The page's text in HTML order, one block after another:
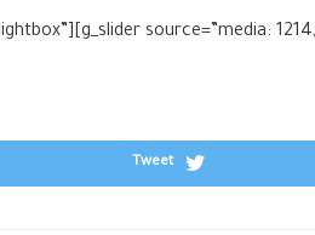
link=”lightbox”
Tweet